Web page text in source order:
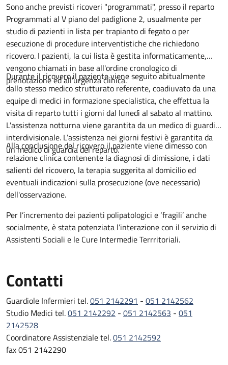
Sono anche previsti ricoveri "programmati", presso il reparto
Programmati al V piano del padiglione 2, usualmente per
studio di pazienti in lista per trapianto di fegato o per
esecuzione di procedure interventistiche che richiedono
ricovero. I pazienti, la cui lista è gestita informaticamente,
vengono chiamati in base all'ordine cronologico di
prenotazione ed all'urgenza clinica.
Durante il ricovero il paziente viene seguito abitualmente
dallo stesso medico strutturato referente, coadiuvato da una
equipe di medici in formazione specialistica, che effettua la
visita di reparto tutti i giorni dal lunedì al sabato al mattino.
L'assistenza notturna viene garantita da un medico di guardia
interdivisionale. L’assistenza nei giorni festivi è garantita da
un medico di guardia del reparto.
Alla conclusione del ricovero il paziente viene dimesso con
relazione clinica contenente la diagnosi di dimissione, i dati
salienti del ricovero, la terapia suggerita al domicilio ed
eventuali indicazioni sulla prosecuzione (ove necessario)
dell'osservazione.
Per l’incremento dei pazienti polipatologici e ‘fragili’ anche
socialmente, è stata potenziata l’interazione con il servizio di
Assistenti Sociali e le Cure Intermedie Terrritoriali.
Contatti
Guardiole Infermieri tel.051 2142291 - 051 2142562
Studio Medici tel.051 2142292 - 051 2142563 - 051
2142528
Coordinatore Assistenziale tel.051 2142592
fax 051 2142290